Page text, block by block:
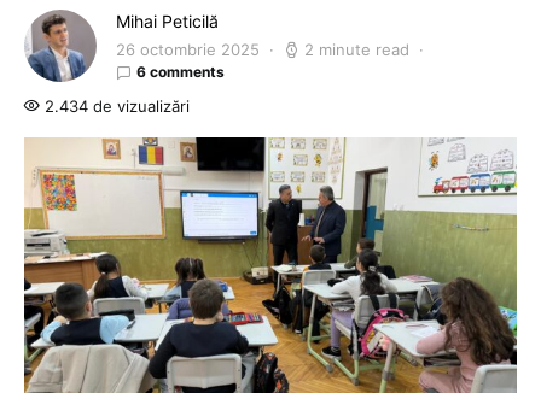
Mihai Peticilă
26 octombrie 2025 2 minute read
6 comments
2.434 de vizualizări